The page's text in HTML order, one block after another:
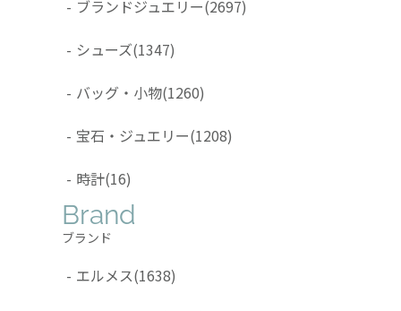
- ブランドジュエリー(2697)
- シューズ(1347)
- バッグ・小物(1260)
- 宝石・ジュエリー(1208)
- 時計(16)
Brand
ブランド
- エルメス(1638)